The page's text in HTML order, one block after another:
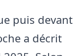
puis devant
a décrit